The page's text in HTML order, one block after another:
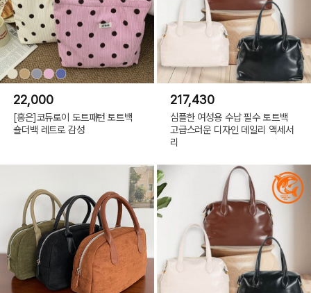
22,000
[홍은]코듀로이 도트패턴 토트백
숄더백 레트로 감성
217,430
심플한 여성용 수납 필수 토트백
고급스러운 디자인 데일리 액세서
리